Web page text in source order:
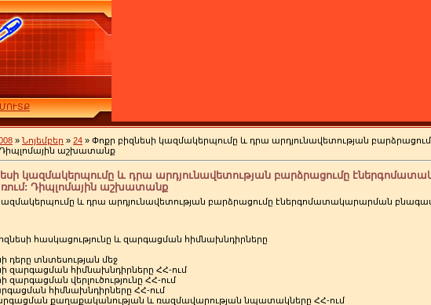
ՄՈՒՏՔ
» Նոյեմբեր » 24 » Փոքր բիզնեսի կազմակերպումը և դրա արդյունավետության
աշխատանք
կազմակերպումը և դրա արդյունավետության բարձրացումը
Դիպլոմային աշխատանք
և դրա արդյունավետության բարձրացումը էներգոմատակարարման
հասկացությունը և զարգացման հիմնախնդիրները
դերը տնտեսության մեջ
զարգացման հիմնախնդիրները ՀՀ-ում
զարգացման վերլուծությունը ՀՀ-ում
հիմնախնդիրները ՀՀ-ում
քաղաքականության և ռազմավարության նպատակները ՀՀ-ում